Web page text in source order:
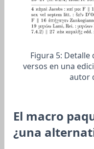
Figura 5: Detalle
versos en una
autor
El macro
¿una